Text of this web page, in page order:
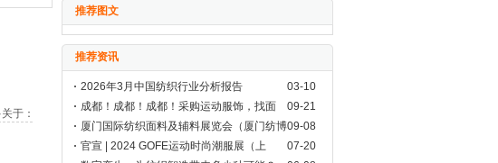
于：
推荐图文
推荐资讯
03-10
2026年3月中国纺织行业分析报告
09-21
成都！成都！成都！采购运动服饰，找面
料，GOFE来了！
09-08
厦门国际纺织面料及辅料展览会（厦门纺博
会）即将开展啦！
07-20
官宣 | 2024 GOFE运动时尚潮服展（上